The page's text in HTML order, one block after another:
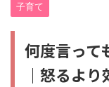
子育て
何度言って
｜怒るよ